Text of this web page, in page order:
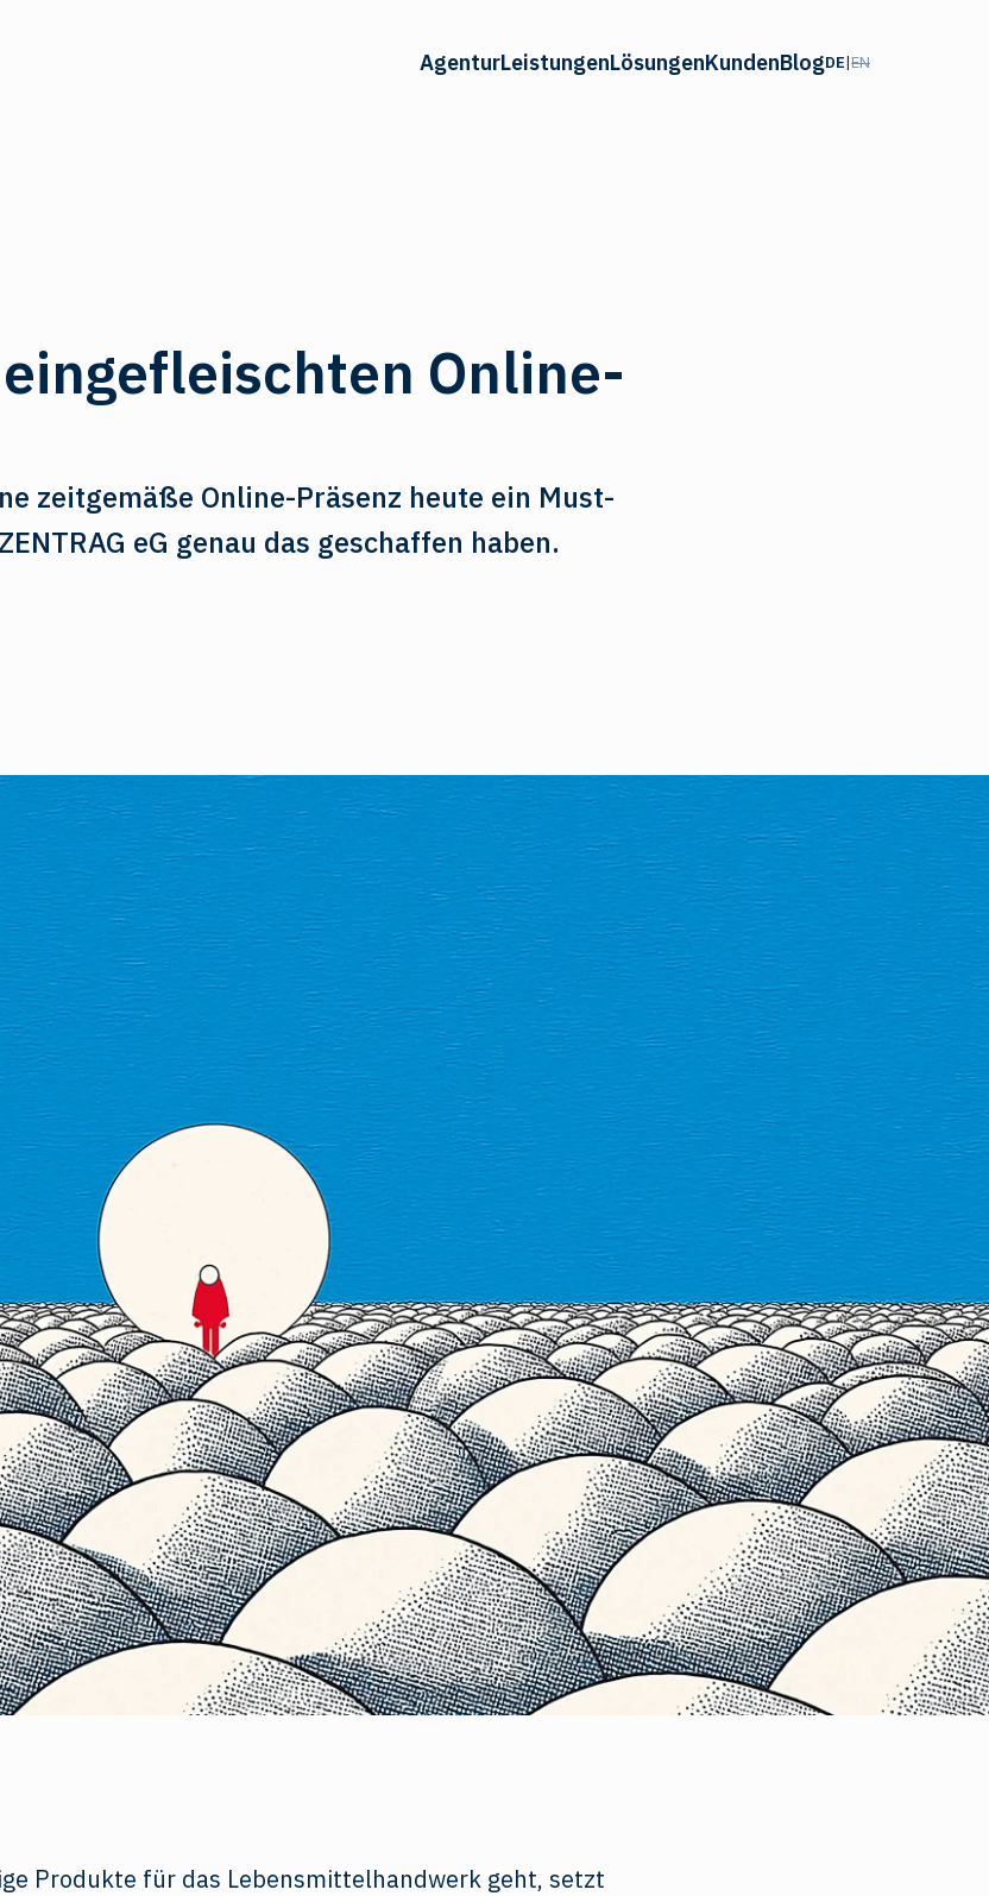
AgenturLeistungenLösungenKundenBlogDE|EN
Online-
zeitgemäße Online-Präsenz heute ein Must-
eG genau das geschaffen haben.
Produkte für das Lebensmittelhandwerk geht, setzt